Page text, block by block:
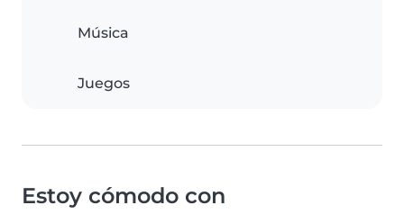
Música
Juegos
Estoy cómodo con